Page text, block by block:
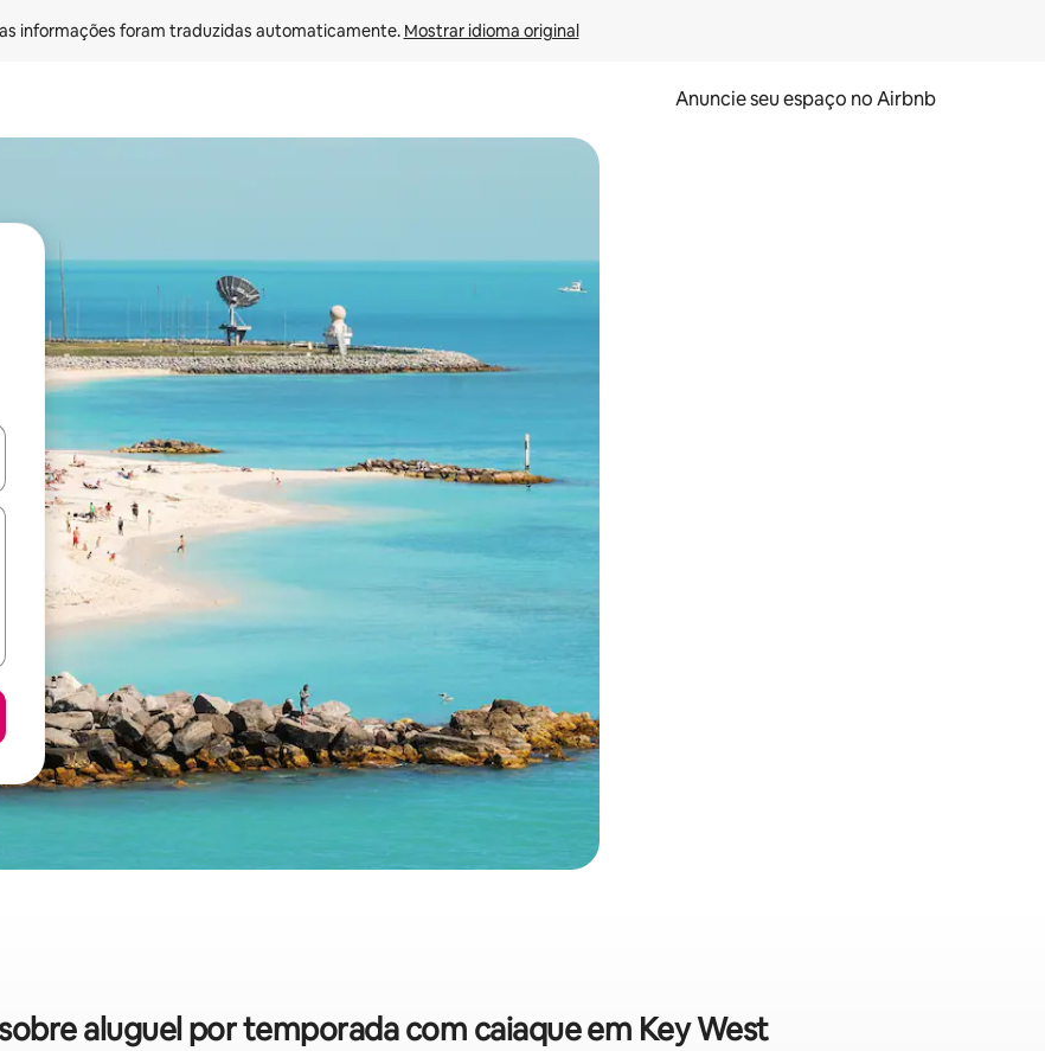
informações foram traduzidas automaticamente. Mostrar idioma original
Anuncie seu espaço no Airbnb
usando as seta para cima e para baixo do teclado ou tocando e deslizando o dedo na tela.
aluguel por temporada com caiaque em Key West